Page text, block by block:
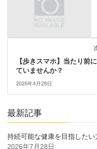
【歩きスマホ】当たり前
ていませんか？
2026年4月28日
最新記事
持続可能な健康を目指したい
2026年7月28日